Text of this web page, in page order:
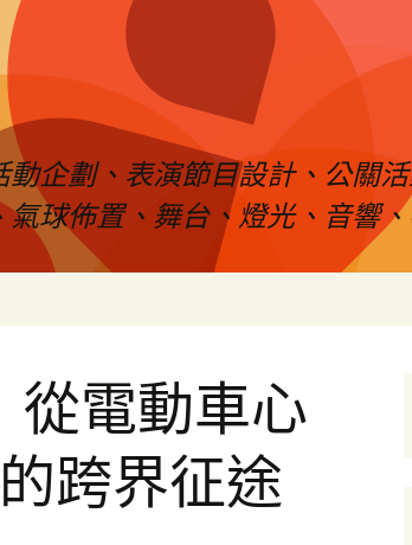
企劃、表演節目設計、公關
球佈置、舞台、燈光、音響
從電動車心
跨界征途